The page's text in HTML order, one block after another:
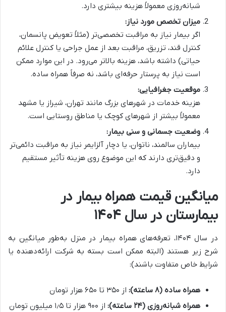
شبانه‌روزی معمولاً هزینه بیشتری دارد.
میزان تخصص مورد نیاز:
اگر بیمار نیاز به مراقبت تخصصی‌تر (مثلاً تعویض پانسمان،
کنترل قند، تزریق، مراقبت بعد از عمل جراحی یا کنترل علائم
حیاتی) داشته باشد، هزینه بالاتر می‌رود. در این موارد ممکن
است نیاز به پرستار حرفه‌ای باشد، نه صرفاً همراه ساده.
موقعیت جغرافیایی:
هزینه خدمات در شهرهای بزرگ مانند تهران، شیراز یا مشهد
معمولاً بیشتر از شهرهای کوچک یا مناطق روستایی است.
وضعیت جسمانی و سنی بیمار:
بیماران سالمند، ناتوان، یا دچار آلزایمر نیاز به مراقبت دائمی‌تر
و دقیق‌تری دارند که این موضوع روی هزینه تأثیر مستقیم
دارد.
میانگین قیمت همراه بیمار در
بیمارستان در سال ۱۴۰۴
در سال ۱۴۰۴، تعرفه‌های همراه بیمار در منزل به‌طور میانگین به
شرح زیر هستند (البته ممکن است بسته به شرکت ارائه‌دهنده یا
شرایط خاص متفاوت باشند):
همراه ساده (۸ ساعته): از ۳۵۰ تا ۶۵۰ هزار تومان
همراه شبانه‌روزی (۲۴ ساعته):
از ۹۰۰ هزار تا ۱٫۵ میلیون تومان